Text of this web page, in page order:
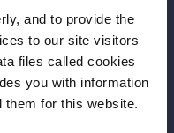
and to provide the
to our site visitors
files called cookies
you with information
them for this website.
saber tu